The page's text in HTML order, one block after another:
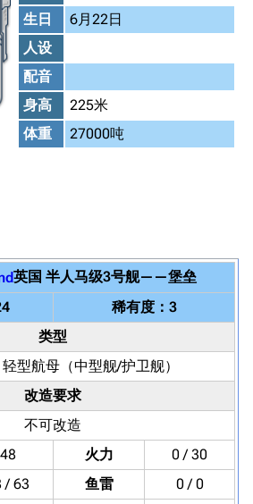
生日
6月22日
人设
配音
身高
225米
体重
27000吨
英国 半人马级3号舰——堡垒
稀有度：3
类型
轻型航母 （中型舰/护卫舰）
改造要求
不可改造
48 火力
0 / 30
/ 63 鱼雷
0 / 0